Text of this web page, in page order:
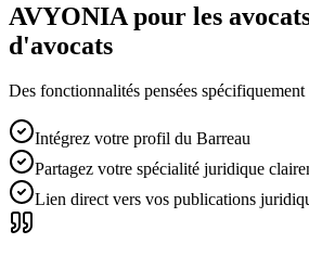
AVYONIA pour les
d'avocats
Des fonctionnalités pensées
Intégrez votre profil du Barreau
Partagez votre spécialité juridique
Lien direct vers vos publications